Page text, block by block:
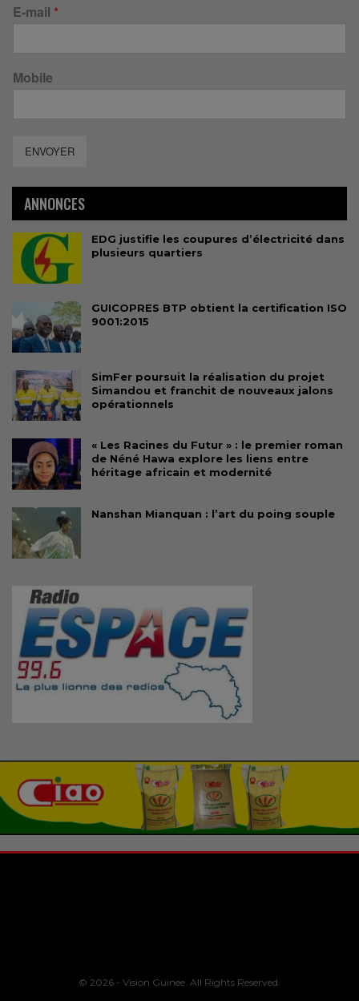
E-mail *
Mobile
ENVOYER
ANNONCES
EDG justifie les coupures d’électricité dans
plusieurs quartiers
GUICOPRES BTP obtient la certification ISO
9001:2015
SimFer poursuit la réalisation du projet
Simandou et franchit de nouveaux jalons
opérationnels
« Les Racines du Futur » : le premier roman
de Néné Hawa explore les liens entre
héritage africain et modernité
Nanshan Mianquan : l’art du poing souple
© 2026 - Vision Guinee. All Rights Reserved.